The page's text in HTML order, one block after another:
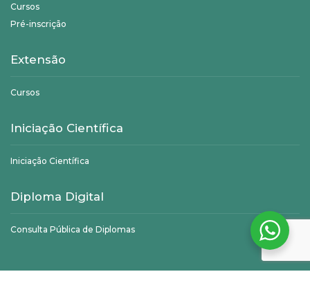
Cursos
Pré-inscrição
Extensão
Cursos
Iniciação Científica
Iniciação Científica
Diploma Digital
Consulta Pública de Diplomas